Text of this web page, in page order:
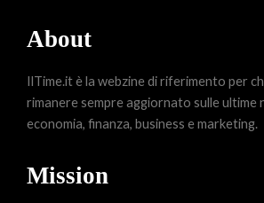
About
IlTime.it è la webzine di riferimento per
rimanere sempre aggiornato sulle ultime
economia, finanza, business e marketing.
Mission